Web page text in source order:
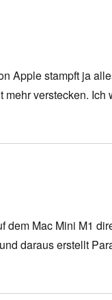
Apple stampft ja
verstecken. Ich
dem Mac Mini M1
daraus erstellt